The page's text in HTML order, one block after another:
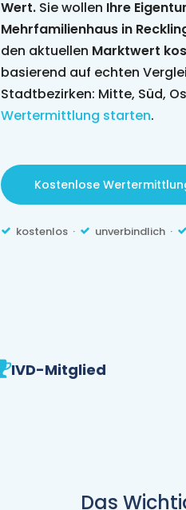
Wert.Sie wollen Ihre
Mehrfamilienhaus in
den aktuellen Marktwert
basierend auf echten
Stadtbezirken: Mitte, Süd,
Wertermittlung starten.
Kostenlose
kostenlos · unverbindlich ·
IVD-Mitglied
Das